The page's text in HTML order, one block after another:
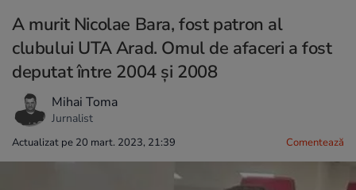
A murit Nicolae Bara, fost patron al
clubului UTA Arad. Omul de afaceri a fost
deputat între 2004 și 2008
Mihai Toma
Jurnalist
Actualizat pe 20 mart. 2023, 21:39 Comentează